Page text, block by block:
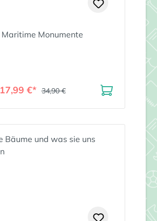
Maritime Monumente
17,99 €* 34,90 €